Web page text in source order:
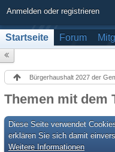
Anmelden oder registrieren
Startseite Forum
Bürgerhaushalt 2027 der
Themen mit dem
Diese Seite verwendet
erklären Sie sich damit
Weitere Informationen